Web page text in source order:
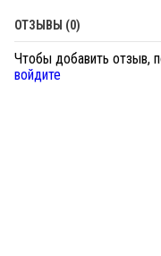
ОТЗЫВЫ (0)
Чтобы добавить отзыв,
войдите